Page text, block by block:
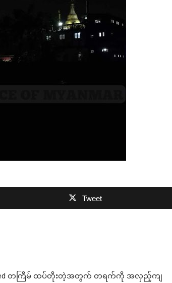
Tweet
Shed တကြိမ် ထပ်တိုးတဲ့အတွက် တရက်ကို အလှည့်ကျ